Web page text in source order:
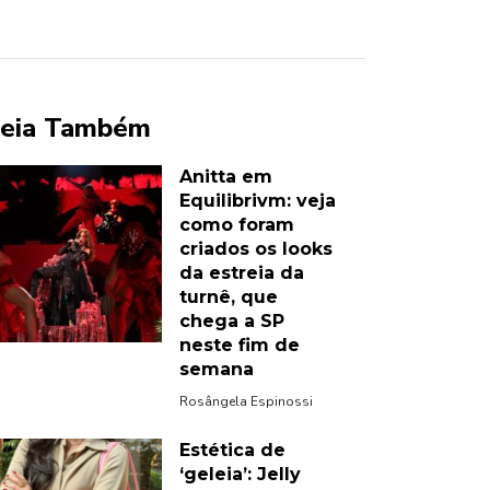
Também
Anitta em
Equilibrivm: veja
como foram
criados os looks
da estreia da
turnê, que
chega a SP
neste fim de
semana
Rosângela Espinossi
Estética de
‘geleia’: Jelly